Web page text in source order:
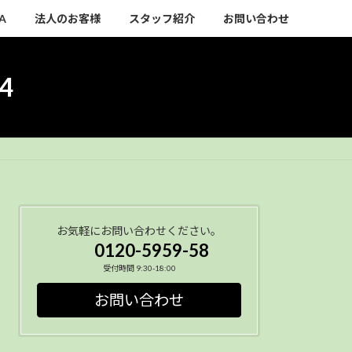
法人のお客様 スタッフ紹介 お問い合わせ
お気軽にお問い合わせください。
0120-5959-58
受付時間 9:30-18:00
お問い合わせ